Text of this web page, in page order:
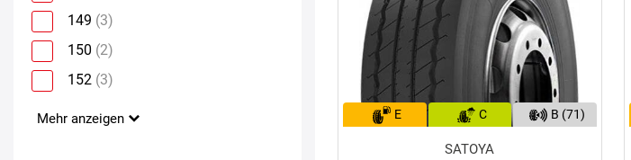
149 (3)
150 (2)
152 (3)
Mehr anzeigen E C B (71)
SATOYA